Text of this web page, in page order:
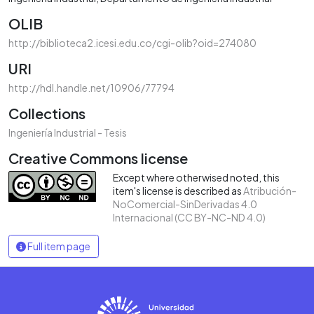
OLIB
http://biblioteca2.icesi.edu.co/cgi-olib?oid=274080
URI
http://hdl.handle.net/10906/77794
Collections
Ingeniería Industrial - Tesis
Creative Commons license
Except where otherwised noted, this
item's license is described asAtribución-
NoComercial-SinDerivadas 4.0
Internacional (CC BY-NC-ND 4.0)
Full item page